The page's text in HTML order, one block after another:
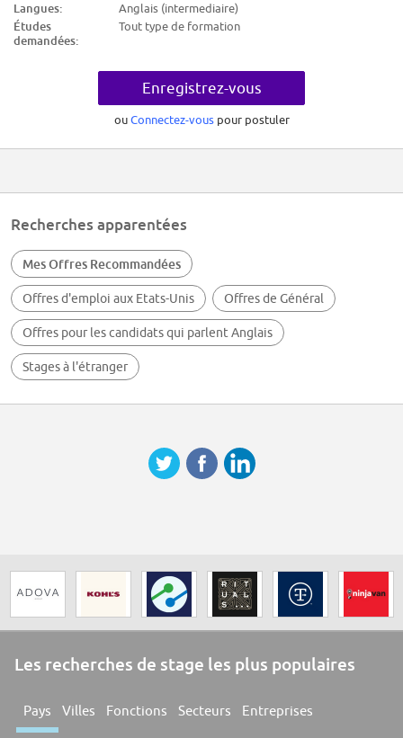
- Make the application more concrete by choosing a title; then in your
cover letter, explain the reasons why you are the ideal person for the
position.
- You can also, at the end of the letter, explain that you are also open to
Focus on a limited number of companies and do research on Google,
Linkedin or iAgora, show your exceptional motivation.
Langues:
Anglais (intermediaire)
Études
demandées:
Tout type de formation
Enregistrez-vous
ouConnectez-vous pour postuler
Recherches apparentées
Mes Offres Recommandées
Offres d'emploi aux Etats-Unis Offres de Général
Offres pour les candidats qui parlent Anglais
Stages à l'étranger
Les recherches de stage les plus populaires
Pays Villes Fonctions Secteurs Entreprises